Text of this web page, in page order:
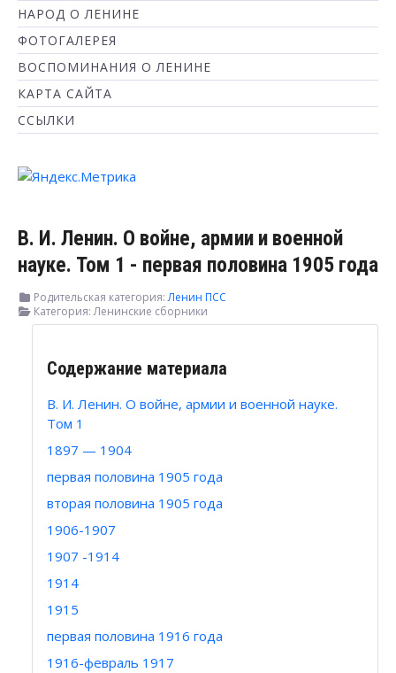
НАРОД О ЛЕНИНЕ
ФОТОГАЛЕРЕЯ
ВОСПОМИНАНИЯ О ЛЕНИНЕ
КАРТА САЙТА
ССЫЛКИ
В. И. Ленин. О войне, армии и военной
науке. Том 1 - первая половина 1905 года
Родительская категория:Ленин ПСС
Категория:Ленинские сборники
Содержание материала
В. И. Ленин. О войне, армии и военной науке.
Том 1
1897 — 1904
первая половина 1905 года
вторая половина 1905 года
1906-1907
1907 -1914
1914
1915
первая половина 1916 года
1916-февраль 1917